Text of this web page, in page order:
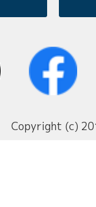
Copyright (c)